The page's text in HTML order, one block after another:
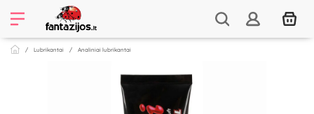
Lubrikantai Analiniai lubrikantai